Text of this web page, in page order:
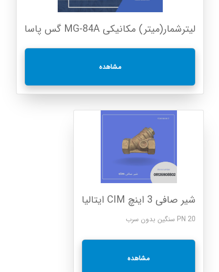
لیترشمار(میتر) مکانیکی MG-84A گس پاسا
مشاهده
شیر صافی 3 اینچ CIM ایتالیا
PN 20 سنگین بدون سرب
مشاهده